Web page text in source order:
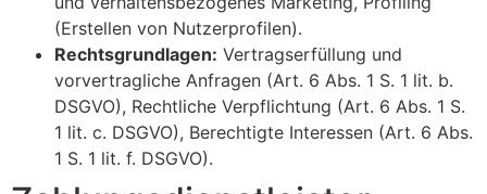
(Erstellen von Nutzerprofilen).
Rechtsgrundlagen: Vertragserfüllung und
vorvertragliche Anfragen (Art. 6 Abs. 1 S. 1 lit. b.
DSGVO), Rechtliche Verpflichtung (Art. 6 Abs. 1 S.
1 lit. c. DSGVO), Berechtigte Interessen (Art. 6 Abs.
1 S. 1 lit. f. DSGVO).